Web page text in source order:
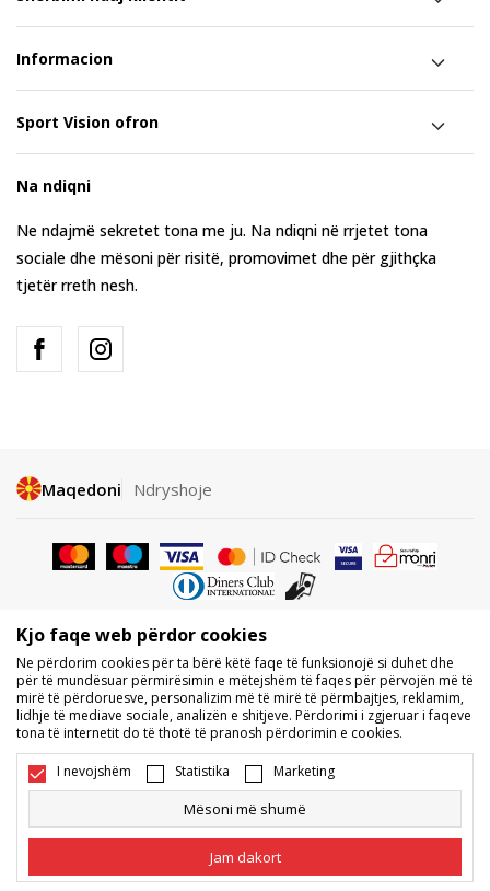
Informacion
Sport Vision ofron
Na ndiqni
Ne ndajmë sekretet tona me ju. Na ndiqni në rrjetet tona
sociale dhe mësoni për risitë, promovimet dhe për gjithçka
tjetër rreth nesh.
Maqedoni Ndryshoje
Nuk lejohet shkarkimi ose përdorimi i përmbajtjes nga faqet e internetit
të BDS.MK, pjesërisht ose tërësisht, dhe i referohet logove, markave
tregtare, përmbajtjes komerciale, as caktimi i tyre palëve të treta,
publikimi i tyre publikisht ose përdorimi i tyre për ndonjë për qëllime, pa
pëlqimin me shkrim të BDS.MK DOOEL.
Ne përpiqemi të jemi sa më të saktë në përshkrimin e produktit, foton
dhe vetë çmimin, por nuk mund të garantojmë që të gjitha informacionet
të jenë të plota dhe pa gabime. Të gjitha produktet e shfaqura në faqe
janë pjesë e ofertës sonë, por nuk kuptohet që ato duhet të jenë të
disponueshme gjatë gjithë kohës. Disponueshmërinë e produkteve mund
ta kontrolloni edhe në numrin e telefonit 02 3055 222.
, Duke krijuarNB SOFT
rezervuara.
Kjo faqe web përdor cookies
Ne përdorim cookies për ta bërë këtë faqe të funksionojë si duhet dhe
për të mundësuar përmirësimin e mëtejshëm të faqes për përvojën më të
mirë të përdoruesve, personalizim më të mirë të përmbajtjes, reklamim,
lidhje të mediave sociale, analizën e shitjeve. Përdorimi i zgjeruar i faqeve
tona të internetit do të thotë të pranosh përdorimin e cookies.
I nevojshëm Statistika Marketing
Mësoni më shumë
Jam dakort